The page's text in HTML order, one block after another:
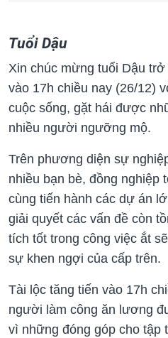
Tuổi Dậu
Xin chúc mừng tuổi Dậu
vào 17h chiều nay (26/12)
cuộc sống, gặt hái được
nhiều người ngưỡng mộ.
Trên phương diện sự
nhiều bạn bè, đồng nghiệp
cùng tiến hành các dự án
giải quyết các vấn đề còn
tích tốt trong công việc ắt
sự khen ngợi của cấp trên.
Tài lộc tăng tiến vào 17h
người làm công ăn lương
vì những đóng góp cho tập